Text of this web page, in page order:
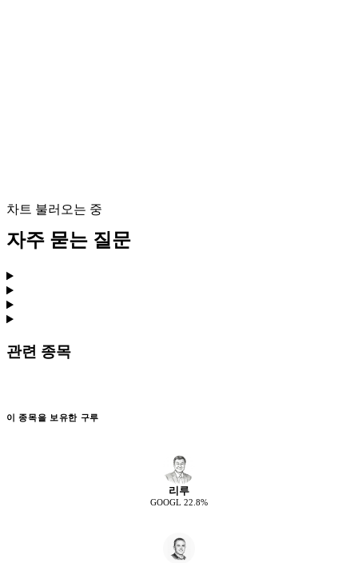
차트 불러오는 중
자주 묻는 질문
관련 종목
이 종목을 보유한 구루
리루
GOOGL 22.8%